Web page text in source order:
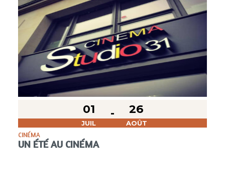
01
JUIL
26
AOÛT
CINÉMA
UN ÉTÉ AU CINÉMA